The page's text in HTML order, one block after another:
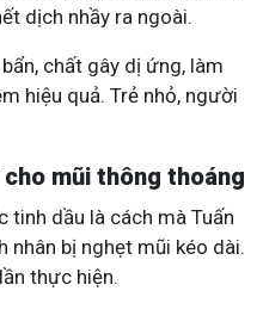
dịch nhầy ra ngoài.
chất gây dị ứng, làm
hiệu quả. Trẻ nhỏ, người
mũi thông thoáng
tinh dầu là cách mà Tuấn
nhân bị nghẹt mũi kéo dài.
thực hiện.